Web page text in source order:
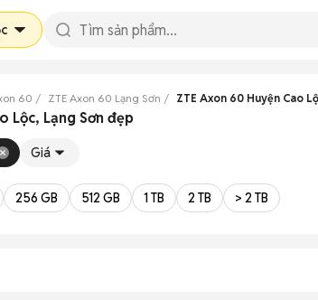
60 ZTE Axon 60 Lạng Sơn ZTE Axon 60 Huyện Cao
Lộc, Lạng Sơn đẹp
Giá
256 GB 512 GB 1 TB 2 TB > 2 TB